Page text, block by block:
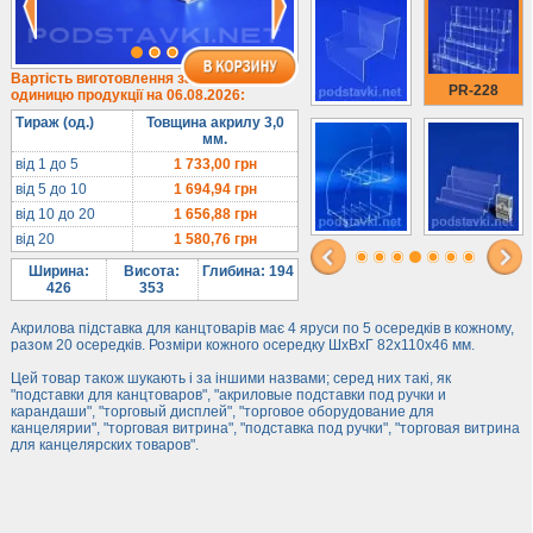
Лототрони
Під посуд
Під поліграфію
Навісні кишені
Менюхолдери
Під мобільні
Під біжутерію
Гірки та подіуми
Під косметику
Під солодке
Для хот-догів
Лототрони
Ящики з акрилу
Цінники
Засоби захисту
Вартість виготовлення за
одиницю продукції на 06.08.2026:
Тираж (од.)
Товщина акрилу 3,0
мм.
від 1 до 5
1 733,00грн
від 5 до 10
1 694,94грн
від 10 до 20
1 656,88грн
від 20
1 580,76грн
Ширина:
426
Висота:
353
Глибина: 194
Акрилова підставка для канцтоварів має 4 яруси по 5 осередків в кожному,
разом 20 осередків. Розміри кожного осередку ШхВхГ 82х110х46 мм.
Цей товар також шукають і за іншими назвами; серед них такі, як
"подставки для канцтоваров", "акриловые подставки под ручки и
карандаши", "торговый дисплей", "торговое оборудование для
канцелярии", "торговая витрина", "подставка под ручки", "торговая витрина
для канцелярских товаров".
PR-228